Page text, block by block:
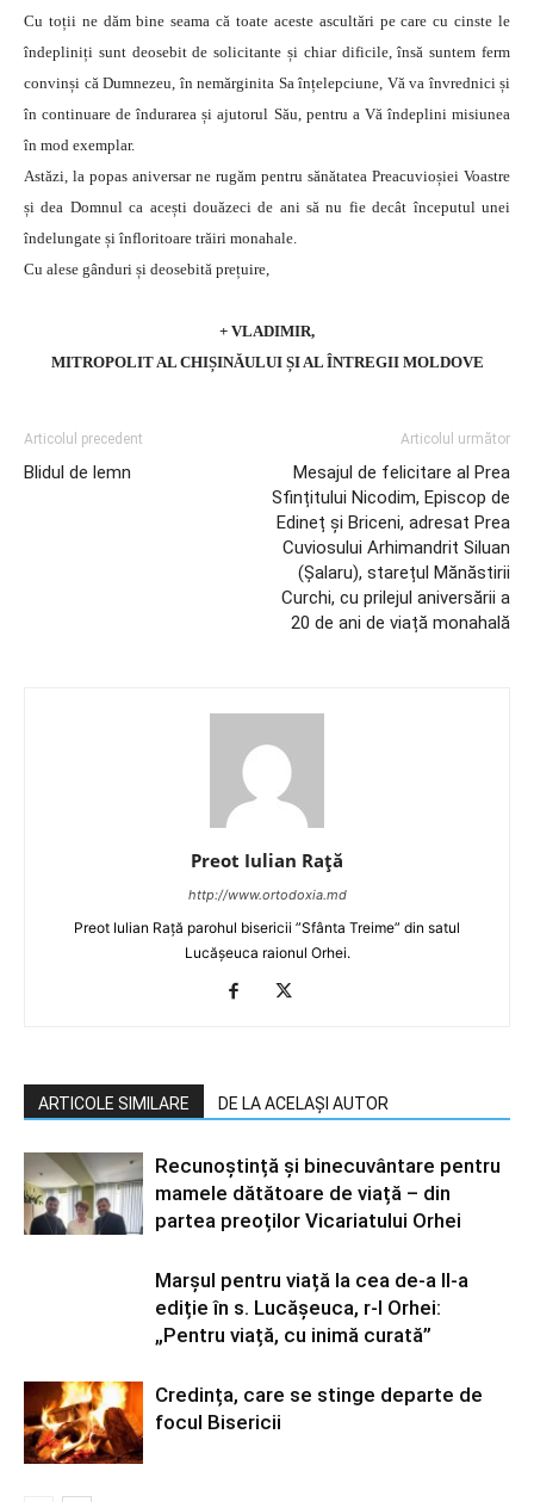
Cu toții ne dăm bine seama că toate aceste ascultări pe care cu cinste le
îndepliniți sunt deosebit de solicitante și chiar dificile, însă suntem ferm
convinși că Dumnezeu, în nemărginita Sa înțelepciune, Vă va învrednici și
în continuare de îndurarea și ajutorul Său, pentru a Vă îndeplini misiunea
în mod exemplar.
Astăzi, la popas aniversar ne rugăm pentru sănătatea Preacuvioșiei Voastre
și dea Domnul ca acești douăzeci de ani să nu fie decât începutul unei
îndelungate și înfloritoare trăiri monahale.
Cu alese gânduri și deosebită prețuire,
+ VLADIMIR,
MITROPOLIT AL CHIȘINĂULUI ȘI AL ÎNTREGII MOLDOVE
Articolul precedent
Blidul de lemn
Articolul următor
Mesajul de felicitare al Prea
Sfințitului Nicodim, Episcop de
Edineț și Briceni, adresat Prea
Cuviosului Arhimandrit Siluan
(Șalaru), starețul Mănăstirii
Curchi, cu prilejul aniversării a
20 de ani de viață monahală
Preot Iulian Raţă
http://www.ortodoxia.md
Preot Iulian Rață parohul bisericii ”Sfânta Treime” din satul
Lucășeuca raionul Orhei.
ARTICOLE SIMILARE DE LA ACELAȘI AUTOR
Recunoștință și binecuvântare pentru
mamele dătătoare de viață – din
partea preoților Vicariatului Orhei
Marșul pentru viață la cea de-a II-a
ediție în s. Lucășeuca, r-l Orhei:
„Pentru viață, cu inimă curată”
Credința, care se stinge departe de
focul Bisericii